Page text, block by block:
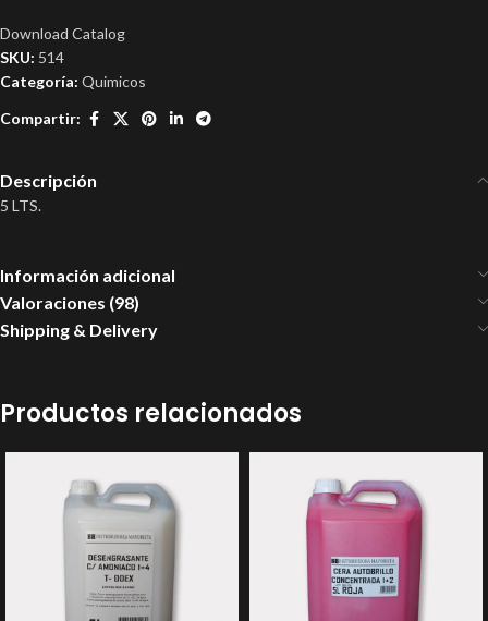
Download Catalog
SKU: 514
Categoría: Quimicos
Compartir:
Descripción
5 LTS.
Información adicional
Valoraciones (98)
Shipping & Delivery
Productos relacionados